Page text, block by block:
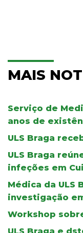
MAIS
Serviço de
anos de
ULS Braga
ULS Braga
infeções em
Médica da ULS
investigação
Workshop
ULS Braga e